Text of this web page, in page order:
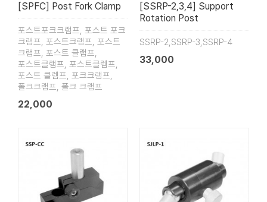
[SPFC] Post Fork Clamp
포스트포크크램프, 포스트 포크
크램프, 포스트크램프, 포스트
크램프, 포스트 클램프,
포스트클램프, 포스트클렘프,
포스트 클렘프, 포크크램프,
폴크크램프, 폴크 크램프
22,000
[SSRP-2,3,4] Support
Rotation Post
SSRP-2,SSRP-3,SSRP-4
33,000